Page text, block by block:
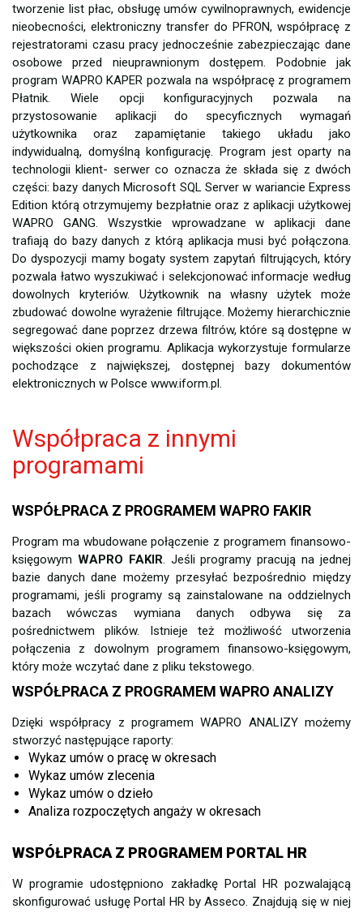
tworzenie list płac, obsługę umów cywilnoprawnych, ewidencje
nieobecności, elektroniczny transfer do PFRON, współpracę z
rejestratorami czasu pracy jednocześnie zabezpieczając dane
osobowe przed nieuprawnionym dostępem. Podobnie jak
program WAPRO KAPER pozwala na współpracę z programem
Płatnik. Wiele opcji konfiguracyjnych pozwala na
przystosowanie aplikacji do specyficznych wymagań
użytkownika oraz zapamiętanie takiego układu jako
indywidualną, domyślną konfigurację. Program jest oparty na
technologii klient- serwer co oznacza że składa się z dwóch
części: bazy danych Microsoft SQL Server w wariancie Express
Edition którą otrzymujemy bezpłatnie oraz z aplikacji użytkowej
WAPRO GANG. Wszystkie wprowadzane w aplikacji dane
trafiają do bazy danych z którą aplikacja musi być połączona.
Do dyspozycji mamy bogaty system zapytań filtrujących, który
pozwala łatwo wyszukiwać i selekcjonować informacje według
dowolnych kryteriów. Użytkownik na własny użytek może
zbudować dowolne wyrażenie filtrujące. Możemy hierarchicznie
segregować dane poprzez drzewa filtrów, które są dostępne w
większości okien programu. Aplikacja wykorzystuje formularze
pochodzące z największej, dostępnej bazy dokumentów
elektronicznych w Polsce www.iform.pl.
Współpraca z innymi
programami
WSPÓŁPRACA Z PROGRAMEM WAPRO FAKIR
Program ma wbudowane połączenie z programem finansowo-
księgowym WAPRO FAKIR . Jeśli programy pracują na jednej
bazie danych dane możemy przesyłać bezpośrednio między
programami, jeśli programy są zainstalowane na oddzielnych
bazach wówczas wymiana danych odbywa się za
pośrednictwem plików. Istnieje też możliwość utworzenia
połączenia z dowolnym programem finansowo-księgowym,
który może wczytać dane z pliku tekstowego.
WSPÓŁPRACA Z PROGRAMEM WAPRO ANALIZY
Dzięki współpracy z programem WAPRO ANALIZY możemy
stworzyć następujące raporty:
Wykaz umów o pracę w okresach
Wykaz umów zlecenia
Wykaz umów o dzieło
Analiza rozpoczętych angaży w okresach
WSPÓŁPRACA Z PROGRAMEM PORTAL HR
W programie udostępniono zakładkę Portal HR pozwalającą
skonfigurować usługę Portal HR by Asseco. Znajdują się w niej